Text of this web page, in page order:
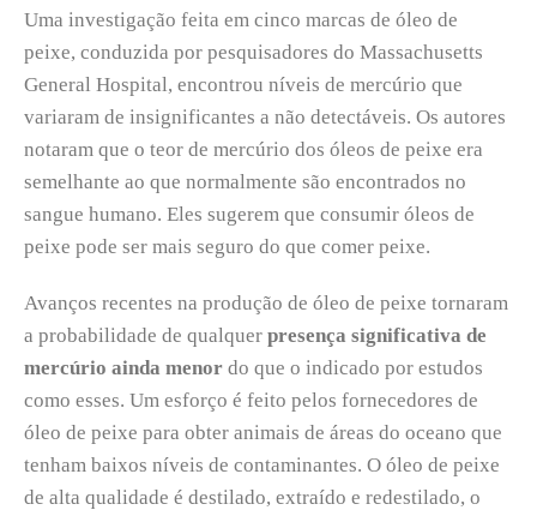
Uma investigação feita em cinco marcas de óleo de
peixe, conduzida por pesquisadores do Massachusetts
General Hospital, encontrou níveis de mercúrio que
variaram de insignificantes a não detectáveis. Os autores
notaram que o teor de mercúrio dos óleos de peixe era
semelhante ao que normalmente são encontrados no
sangue humano. Eles sugerem que consumir óleos de
peixe pode ser mais seguro do que comer peixe.
Avanços recentes na produção de óleo de peixe tornaram
a probabilidade de qualquer presença significativa de
mercúrio ainda menor do que o indicado por estudos
como esses. Um esforço é feito pelos fornecedores de
óleo de peixe para obter animais de áreas do oceano que
tenham baixos níveis de contaminantes. O óleo de peixe
de alta qualidade é destilado, extraído e redestilado, o